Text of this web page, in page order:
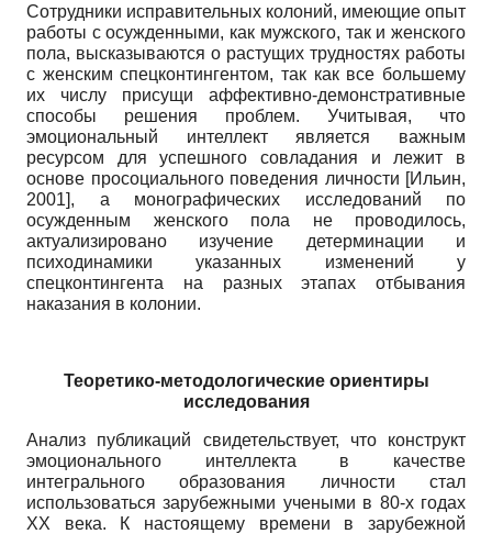
Сотрудники исправительных колоний, имеющие опыт
работы с осужденными, как мужского, так и женского
пола, высказываются о растущих трудностях работы
с женским спецконтингентом, так как все большему
их числу присущи аффективно-демонстративные
способы решения проблем. Учитывая, что
эмоциональный интеллект является важным
ресурсом для успешного совладания и лежит в
основе просоциального поведения личности [Ильин,
2001], а монографических исследований по
осужденным женского пола не проводилось,
актуализировано изучение детерминации и
психодинамики указанных изменений у
спецконтингента на разных этапах отбывания
наказания в колонии.
Теоретико-методологические ориентиры
исследования
Анализ публикаций свидетельствует, что конструкт
эмоционального интеллекта в качестве
интегрального образования личности стал
использоваться зарубежными учеными в 80-х годах
XX века. К настоящему времени в зарубежной